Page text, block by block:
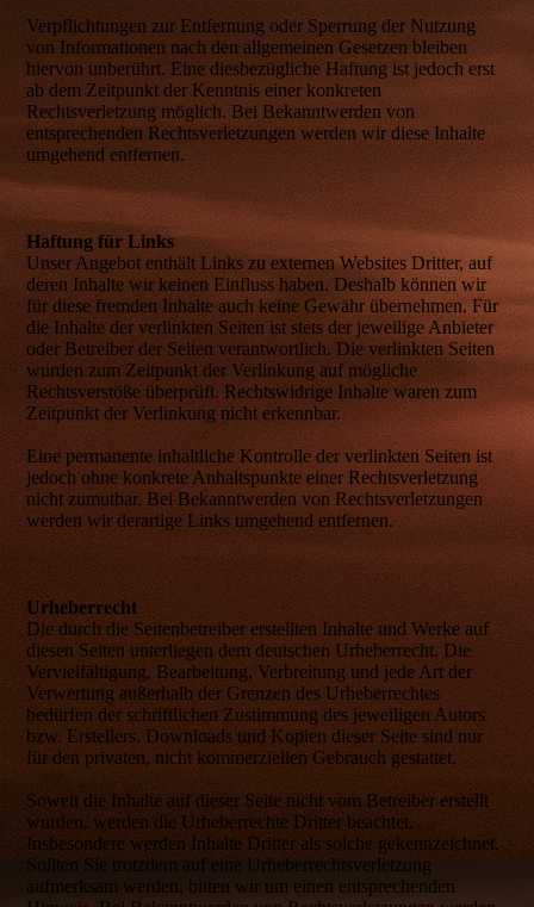
Verpflichtungen zur Entfernung oder Sperrung der Nutzung
von Informationen nach den allgemeinen Gesetzen bleiben
hiervon unberührt. Eine diesbezügliche Haftung ist jedoch erst
ab dem Zeitpunkt der Kenntnis einer konkreten
Rechtsverletzung möglich. Bei Bekanntwerden von
entsprechenden Rechtsverletzungen werden wir diese Inhalte
umgehend entfernen.
Haftung für Links
Unser Angebot enthält Links zu externen Websites Dritter, auf
deren Inhalte wir keinen Einfluss haben. Deshalb können wir
für diese fremden Inhalte auch keine Gewähr übernehmen. Für
die Inhalte der verlinkten Seiten ist stets der jeweilige Anbieter
oder Betreiber der Seiten verantwortlich. Die verlinkten Seiten
wurden zum Zeitpunkt der Verlinkung auf mögliche
Rechtsverstöße überprüft. Rechtswidrige Inhalte waren zum
Zeitpunkt der Verlinkung nicht erkennbar.
Eine permanente inhaltliche Kontrolle der verlinkten Seiten ist
jedoch ohne konkrete Anhaltspunkte einer Rechtsverletzung
nicht zumutbar. Bei Bekanntwerden von Rechtsverletzungen
werden wir derartige Links umgehend entfernen.
Urheberrecht
Die durch die Seitenbetreiber erstellten Inhalte und Werke auf
diesen Seiten unterliegen dem deutschen Urheberrecht. Die
Vervielfältigung, Bearbeitung, Verbreitung und jede Art der
Verwertung außerhalb der Grenzen des Urheberrechtes
bedürfen der schriftlichen Zustimmung des jeweiligen Autors
bzw. Erstellers. Downloads und Kopien dieser Seite sind nur
für den privaten, nicht kommerziellen Gebrauch gestattet.
Soweit die Inhalte auf dieser Seite nicht vom Betreiber erstellt
wurden, werden die Urheberrechte Dritter beachtet.
Insbesondere werden Inhalte Dritter als solche gekennzeichnet.
Sollten Sie trotzdem auf eine Urheberrechtsverletzung
aufmerksam werden, bitten wir um einen entsprechenden